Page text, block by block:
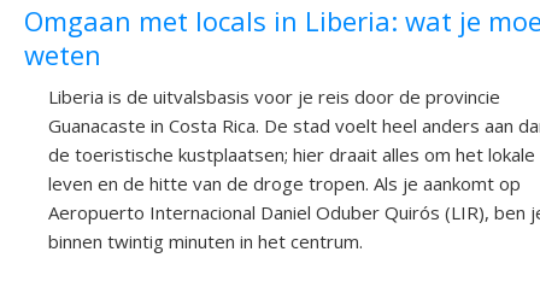
Omgaan met locals in Liberia: wat je
weten
Liberia is de uitvalsbasis voor je reis door de provincie
Guanacaste in Costa Rica. De stad voelt heel anders aan
de toeristische kustplaatsen; hier draait alles om het lokale
leven en de hitte van de droge tropen. Als je aankomt op
Aeropuerto Internacional Daniel Oduber Quirós (LIR), ben
binnen twintig minuten in het centrum.